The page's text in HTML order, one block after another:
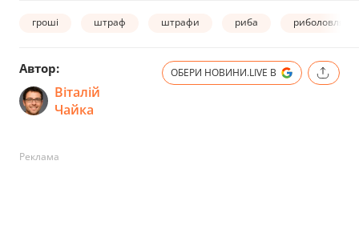
гроші штраф штрафи риба риболовля
Автор:
Віталій
Чайка
ОБЕРИ НОВИНИ.LIVE В
Реклама